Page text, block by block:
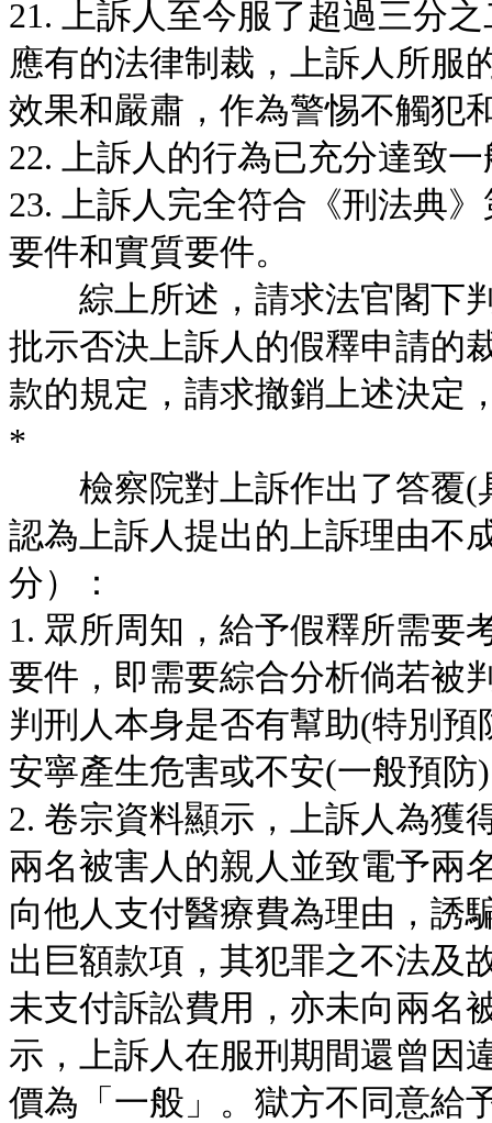
21. 上訴人至今服了超過三分
應有的法律制裁，上訴人所服
效果和嚴肅，作為警惕不觸犯
22. 上訴人的行為已充分達致
23. 上訴人完全符合《刑法典
要件和實質要件。
綜上所述，請求法官閣下判
批示否決上訴人的假釋申請的
款的規定，請求撤銷上述決定
*
檢察院對上訴作出了答覆(
認為上訴人提出的上訴理由不
分）：
1. 眾所周知，給予假釋所需要
要件，即需要綜合分析倘若被
判刑人本身是否有幫助(特別
安寧產生危害或不安(一般預防
2. 卷宗資料顯示，上訴人為獲
兩名被害人的親人並致電予兩
向他人支付醫療費為理由，誘
出巨額款項，其犯罪之不法及
未支付訴訟費用，亦未向兩名
示，上訴人在服刑期間還曾因
價為「一般」。獄方不同意給